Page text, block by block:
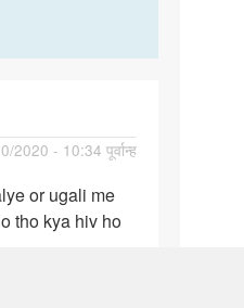
2020 - 10:34 पूर्वान्ह
or ugali me
tho kya hiv ho